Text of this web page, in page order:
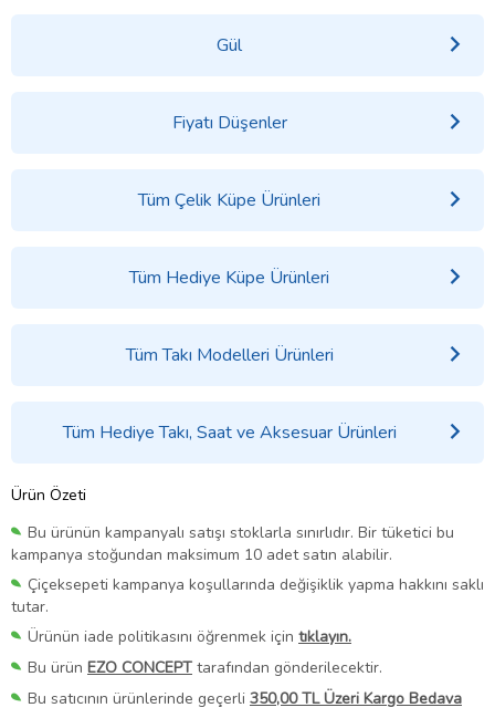
Gül
Fiyatı Düşenler
Tüm Çelik Küpe Ürünleri
Tüm Hediye Küpe Ürünleri
Tüm Takı Modelleri Ürünleri
Tüm Hediye Takı, Saat ve Aksesuar Ürünleri
Ürün Özeti
Bu ürünün kampanyalı satışı stoklarla sınırlıdır. Bir tüketici bu
kampanya stoğundan maksimum 10 adet satın alabilir.
Çiçeksepeti kampanya koşullarında değişiklik yapma hakkını saklı
tutar.
Ürünün iade politikasını öğrenmek için tıklayın.
Bu ürün EZO CONCEPT tarafından gönderilecektir.
Bu satıcının ürünlerinde geçerli 350,00 TL Üzeri Kargo Bedava